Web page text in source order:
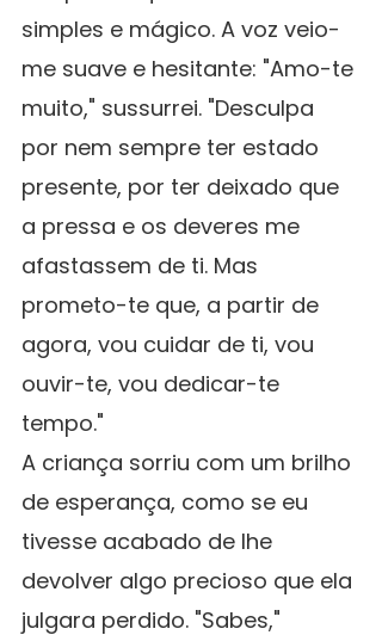
simples e mágico. A voz veio-
me suave e hesitante: "Amo-te
muito," sussurrei. "Desculpa
por nem sempre ter estado
presente, por ter deixado que
a pressa e os deveres me
afastassem de ti. Mas
prometo-te que, a partir de
agora, vou cuidar de ti, vou
ouvir-te, vou dedicar-te
tempo."
A criança sorriu com um brilho
de esperança, como se eu
tivesse acabado de lhe
devolver algo precioso que ela
julgara perdido. "Sabes,"